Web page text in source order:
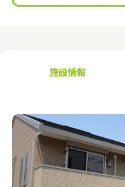
自宅でサービスを受ける
サービスの相談をする
よくあるご質問
介護のガイド
介護保険サービスについて
採用情報
施設情報